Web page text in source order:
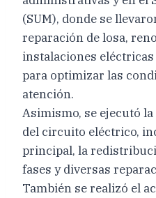
(SUM), donde se
reparación de losa,
instalaciones
para optimizar las
atención.
Asimismo, se ejecutó
del circuito eléctrico,
principal, la
fases y diversas
También se realizó el